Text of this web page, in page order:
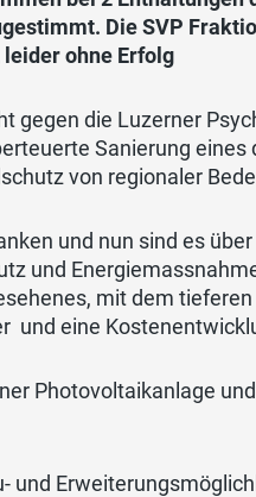
Die SVP
ohne Erfolg
gegen die Luzerner
Sanierung
von regionaler
und nun sind es
und
mit dem tieferen
und eine
Photovoltaikanlage
und